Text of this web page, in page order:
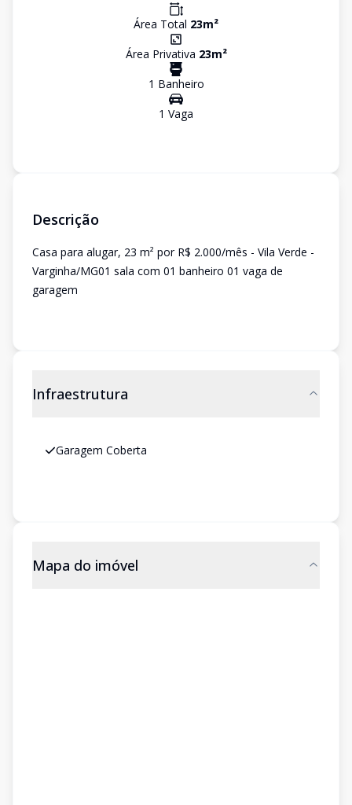
Área Total 23m²
Área Privativa 23m²
1 Banheiro
1 Vaga
Descrição
Casa para alugar, 23 m² por R$ 2.000/mês - Vila Verde -
Varginha/MG01 sala com 01 banheiro 01 vaga de
garagem
Infraestrutura
Garagem Coberta
Mapa do imóvel